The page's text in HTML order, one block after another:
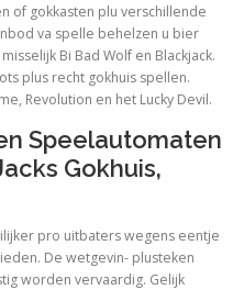
of gokkasten plu verschillende
va spelle behelzen u bier
Bi Bad Wolf en Blackjack.
plus recht gokhuis spellen.
Revolution en het Lucky Devil.
Speelautomaten
Gokhuis,
pro uitbaters wegens eentje
De wetgevin- plusteken
worden vervaardig. Gelijk